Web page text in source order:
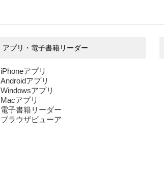
アプリ・電子書籍リーダー
iPhoneアプリ
Androidアプリ
Windowsアプリ
Macアプリ
電子書籍リーダー
ブラウザビューア